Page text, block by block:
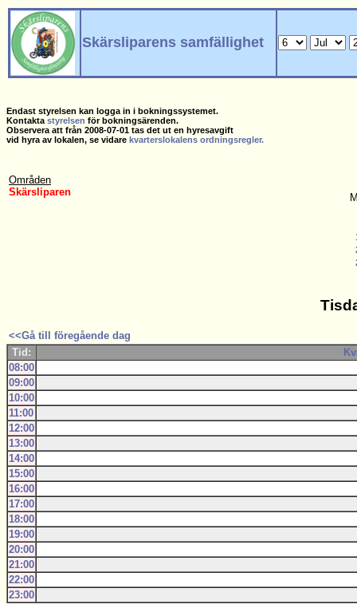
Skärsliparens samfällighet
Endast styrelsen kan logga in i bokningssystemet.
Kontaktastyrelsen för bokningsärenden.
Observera att från 2008-07-01 tas det ut en hyresavgift
vid hyra av lokalen, se vidare kvarterslokalens ordningsregler.
Områden
Skärsliparen
<<Gå till föregående dag
Tid:
08:00
09:00
10:00
11:00
12:00
13:00
14:00
15:00
16:00
17:00
18:00
19:00
20:00
21:00
22:00
23:00